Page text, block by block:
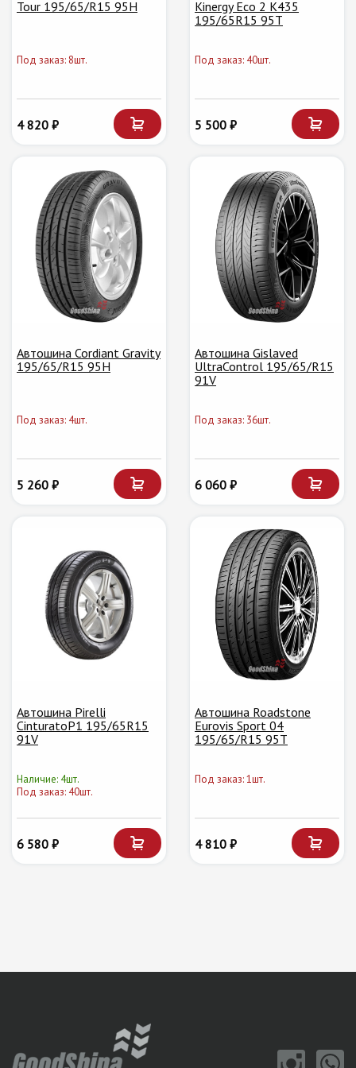
Tour 195/65/R15 95H
Под заказ: 8шт.
4 820 ₽
Kinergy Eco 2 K435
195/65R15 95T
Под заказ: 40шт.
5 500 ₽
Автошина Cordiant Gravity
195/65/R15 95H
Под заказ: 4шт.
5 260 ₽
Автошина Gislaved
UltraControl 195/65/R15
91V
Под заказ: 36шт.
6 060 ₽
Автошина Pirelli
CinturatoP1 195/65R15
91V
Наличие: 4шт.
Под заказ: 40шт.
6 580 ₽
Автошина Roadstone
Eurovis Sport 04
195/65/R15 95T
Под заказ: 1шт.
4 810 ₽